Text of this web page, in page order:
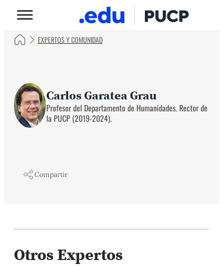
EXPERTOS Y COMUNIDAD
Carlos Garatea Grau
Profesor del Departamento de Humanidades. Rector de
la PUCP (2019-2024).
Compartir
Otros Expertos